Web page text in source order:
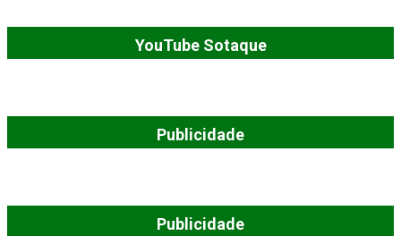
YouTube Sotaque
Publicidade
Publicidade